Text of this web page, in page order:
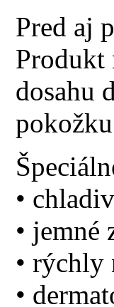
Pred aj
Produkt
dosahu
•
•
• rýchly
•